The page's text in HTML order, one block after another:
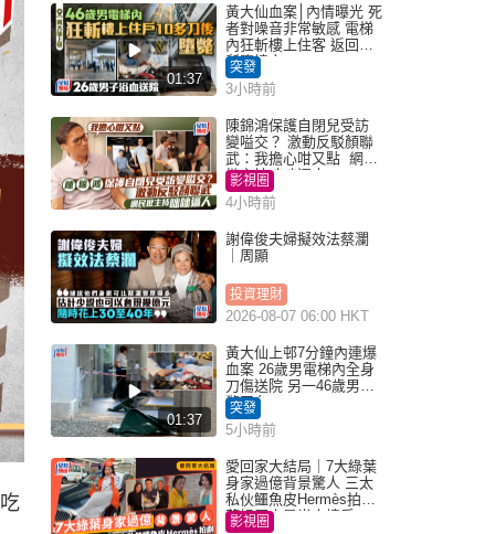
01:37
黃大仙血案│內情曝光 死
者對噪音非常敏感 電梯
內狂斬樓上住客 返回住
所墮樓亡
突發
3小時前
陳錦鴻保護自閉兒受訪
變嗌交？ 激動反駁顏聯
武：我擔心咁又點 網民
批主持咄咄逼人
影視圈
4小時前
謝偉俊夫婦擬效法蔡瀾
｜周顯
投資理財
2026-08-07 06:00 HKT
01:37
黃大仙上邨7分鐘內連爆
血案 26歲男電梯內全身
刀傷送院 另一46歲男倒
斃平台
突發
5小時前
愛回家大結局｜7大綠葉
身家過億背景驚人 三太
私伙鱷魚皮Hermès拍劇
蘇姐原來是半山樓后
影視圈